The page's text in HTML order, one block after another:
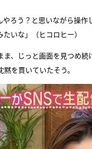
ろう？と思いながら操
いな」（ヒコロヒー）
、じっと画面を見つめ続
を貫いていたそう。